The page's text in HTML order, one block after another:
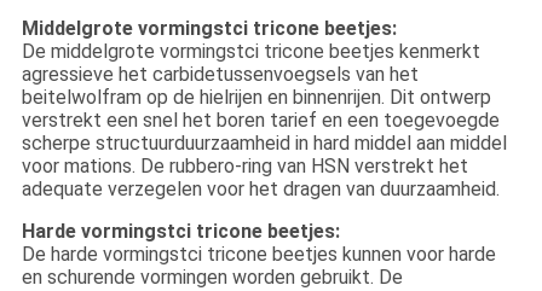
Middelgrote vormingstci tricone beetjes:
De middelgrote vormingstci tricone beetjes kenmerkt
agressieve het carbidetussenvoegsels van het
beitelwolfram op de hielrijen en binnenrijen. Dit ontwerp
verstrekt een snel het boren tarief en een toegevoegde
scherpe structuurduurzaamheid in hard middel aan middel
voor mations. De rubbero-ring van HSN verstrekt het
adequate verzegelen voor het dragen van duurzaamheid.
Harde vormingstci tricone beetjes:
De harde vormingstci tricone beetjes kunnen voor harde
en schurende vormingen worden gebruikt. De